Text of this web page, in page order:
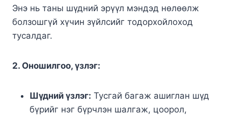
Энэ нь таны шүдний эрүүл мэндэд нөлөөлж
болзошгүй хүчин зүйлсийг тодорхойлоход
тусалдаг.
2. Оношилгоо, үзлэг:
Шүдний үзлэг: Тусгай багаж ашиглан шүд
бүрийг нэг бүрчлэн шалгаж, цоорол,